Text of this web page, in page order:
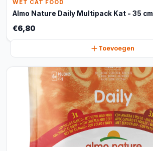
WET CAT FOOD
Almo Nature Daily Multipack Kat - 35 cm
€6,80
Toevoegen